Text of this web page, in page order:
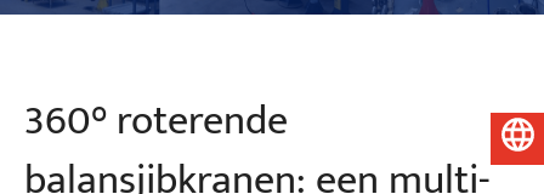
360° roterende
balansjibkranen: een multi-
Nederlands